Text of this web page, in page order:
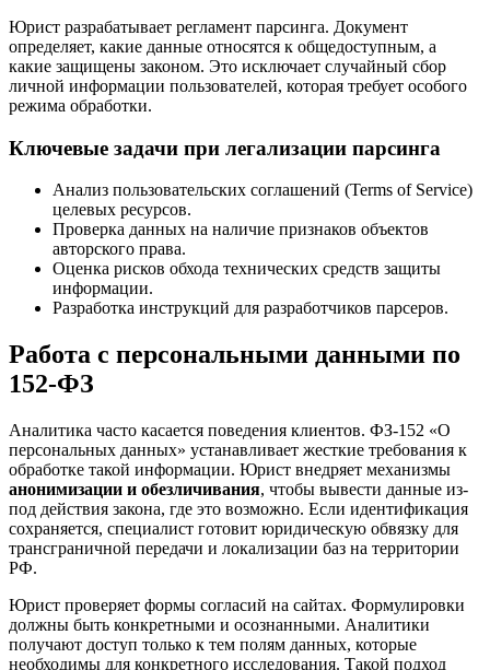
Юрист разрабатывает регламент парсинга. Документ
определяет, какие данные относятся к общедоступным, а
какие защищены законом. Это исключает случайный сбор
личной информации пользователей, которая требует особого
режима обработки.
Ключевые задачи при легализации парсинга
Анализ пользовательских соглашений (Terms of Service)
целевых ресурсов.
Проверка данных на наличие признаков объектов
авторского права.
Оценка рисков обхода технических средств защиты
информации.
Разработка инструкций для разработчиков парсеров.
Работа с персональными данными по
152-ФЗ
Аналитика часто касается поведения клиентов. ФЗ-152 «О
персональных данных» устанавливает жесткие требования к
обработке такой информации. Юрист внедряет механизмы
анонимизации и обезличивания, чтобы вывести данные из-
под действия закона, где это возможно. Если идентификация
сохраняется, специалист готовит юридическую обвязку для
трансграничной передачи и локализации баз на территории
РФ.
Юрист проверяет формы согласий на сайтах. Формулировки
должны быть конкретными и осознанными. Аналитики
получают доступ только к тем полям данных, которые
необходимы для конкретного исследования. Такой подход